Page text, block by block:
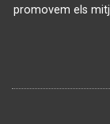
promovem els
nos